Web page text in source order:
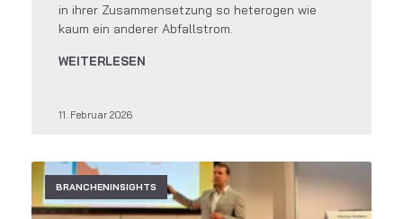
in ihrer Zusammensetzung so heterogen wie
kaum ein anderer Abfallstrom.
WEITERLESEN
11. Februar 2026
BRANCHENINSIGHTS